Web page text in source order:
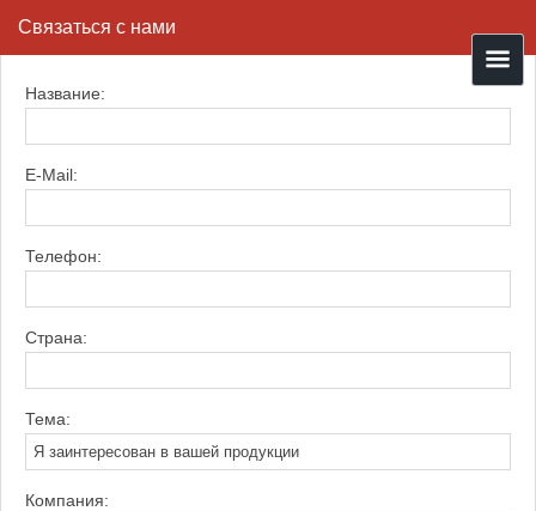
Связаться с нами
Название:
E-Mail:
Телефон:
Страна:
Тема:
Компания: